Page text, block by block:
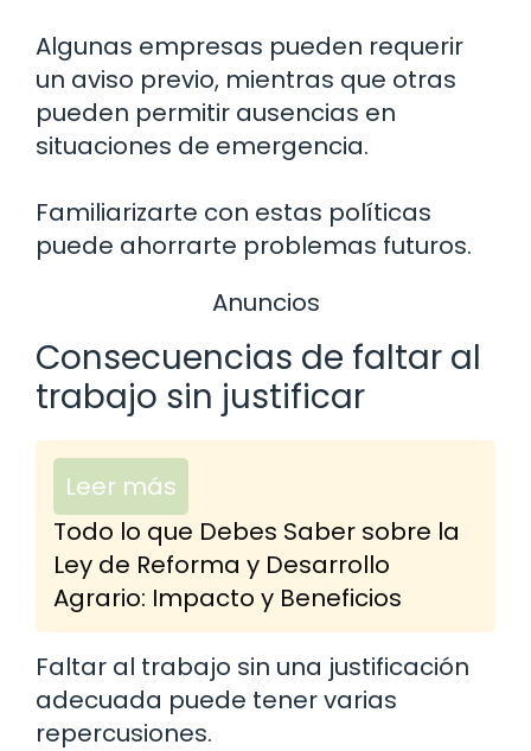
Algunas empresas pueden requerir
un aviso previo, mientras que otras
pueden permitir ausencias en
situaciones de emergencia.
Familiarizarte con estas políticas
puede ahorrarte problemas futuros.
Anuncios
Consecuencias de faltar al
trabajo sin justificar
Leer más
Todo lo que Debes Saber sobre la
Ley de Reforma y Desarrollo
Agrario: Impacto y Beneficios
Faltar al trabajo sin una justificación
adecuada puede tener varias
repercusiones.